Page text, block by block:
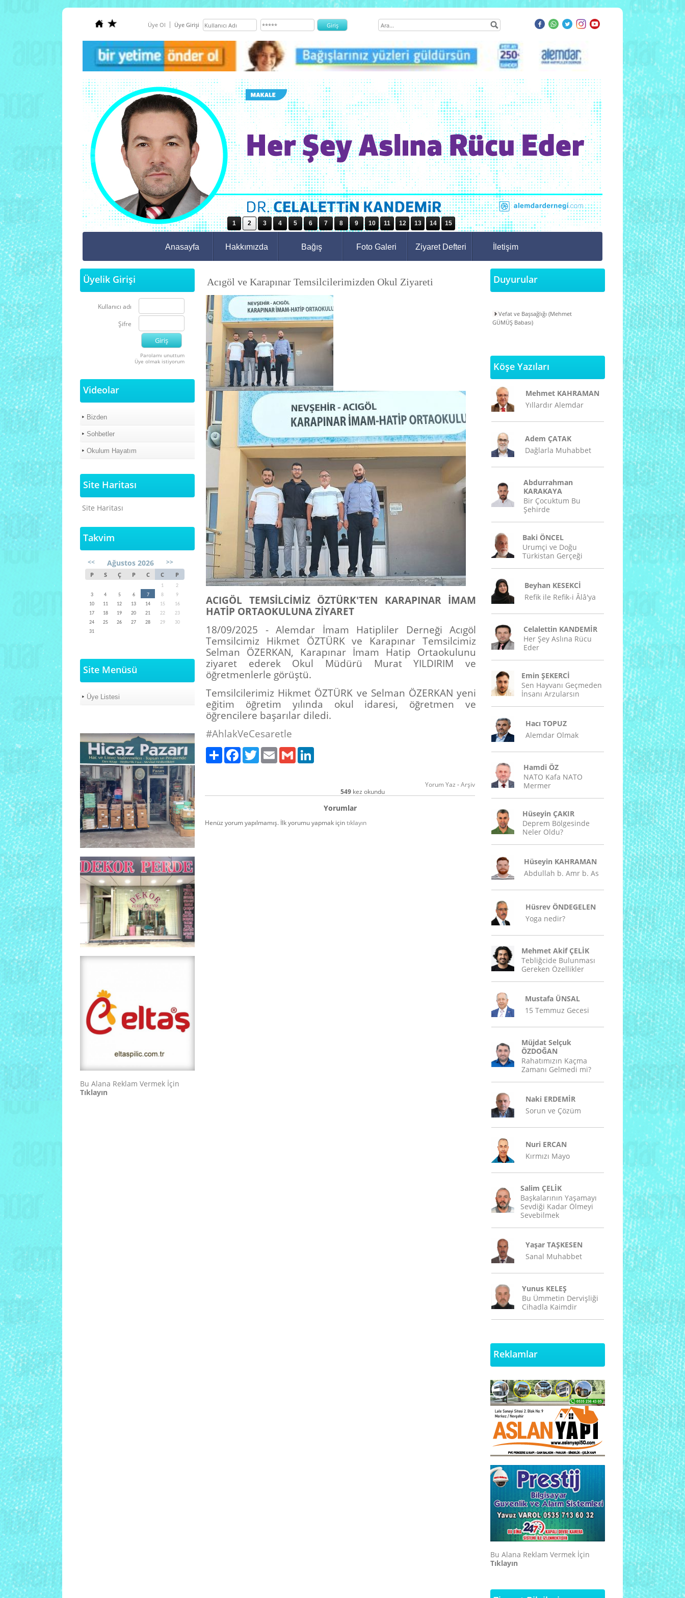
Üye Ol Üye Girişi
1 2 3 4 5 6 7 8 9 10 11 12 13 14 15
Anasayfa Hakkımızda Bağış Foto Galeri Ziyaret Defteri İletişim
Üyelik Girişi
Kullanıcı adı
Şifre
Parolamı unuttum
Üye olmak istiyorum
Videolar
Bizden
Sohbetler
Okulum Hayatım
Site Haritası
Site Haritası
Takvim
<< Ağustos 2026 >>
P S Ç P C C P
1
2
3
4 5 6 7 8
9
10
11 12 13 14 15
16
17
18 19 20 21 22
23
24
25 26 27 28 29
30
31
Site Menüsü
Üye Listesi
Bu Alana Reklam Vermek İçin
Tıklayın
Acıgöl ve Karapınar Temsilcilerimizden Okul Ziyareti
ACIGÖL TEMSİLCİMİZ ÖZTÜRK'TEN KARAPINAR İMAM
HATİP ORTAOKULUNA ZİYARET
18/09/2025 - Alemdar İmam Hatipliler Derneği Acıgöl
Temsilcimiz Hikmet ÖZTÜRK ve Karapınar Temsilcimiz
Selman ÖZERKAN, Karapınar İmam Hatip Ortaokulunu
ziyaret ederek Okul Müdürü Murat YILDIRIM ve
öğretmenlerle görüştü.
Temsilcilerimiz Hikmet ÖZTÜRK ve Selman ÖZERKAN yeni
eğitim öğretim yılında okul idaresi, öğretmen ve
öğrencilere başarılar diledi.
#AhlakVeCesaretle
Paylaş FacebookTwitter Email Gmail
Yorum Yaz -Arşiv
549 kez okundu
Yorumlar
Henüz yorum yapılmamış. İlk yorumu yapmak içintıklayın
Duyurular
Vefat ve Başsağlığı (Mehmet
GÜMÜŞ Babası)
Köşe Yazıları
Mehmet KAHRAMAN
Yıllardır Alemdar
Adem ÇATAK
Dağlarla Muhabbet
Abdurrahman
KARAKAYA
Bir Çocuktum Bu
Şehirde
Baki ÖNCEL
Urumçi ve Doğu
Türkistan Gerçeği
Beyhan KESEKCİ
Refik ile Refik-i Âlâ'ya
Celalettin KANDEMİR
Her Şey Aslına Rücu
Eder
Emin ŞEKERCİ
Sen Hayvanı Geçmeden
İnsanı Arzularsın
Hacı TOPUZ
Alemdar Olmak
Hamdi ÖZ
NATO Kafa NATO
Mermer
Hüseyin ÇAKIR
Deprem Bölgesinde
Neler Oldu?
Hüseyin KAHRAMAN
Abdullah b. Amr b. As
Hüsrev ÖNDEGELEN
Yoga nedir?
Mehmet Akif ÇELİK
Tebliğcide Bulunması
Gereken Özellikler
Mustafa ÜNSAL
15 Temmuz Gecesi
Müjdat Selçuk
ÖZDOĞAN
Rahatımızın Kaçma
Zamanı Gelmedi mi?
Naki ERDEMİR
Sorun ve Çözüm
Nuri ERCAN
Kırmızı Mayo
Salim ÇELİK
Başkalarının Yaşamayı
Sevdiği Kadar Ölmeyi
Sevebilmek
Yaşar TAŞKESEN
Sanal Muhabbet
Yunus KELEŞ
Bu Ümmetin Dervişliği
Cihadla Kaimdir
Reklamlar
Bu Alana Reklam Vermek İçin
Tıklayın